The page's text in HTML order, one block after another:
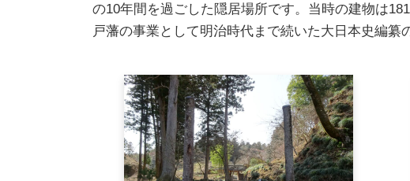
の10年間を過ごした隠居場所です。当時の建物は
戸藩の事業として明治時代まで続いた大日本史編纂